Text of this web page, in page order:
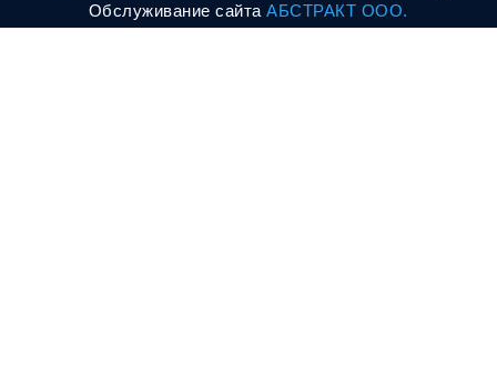
Oбслуживание сайтаАБСТРАКТ ООО.